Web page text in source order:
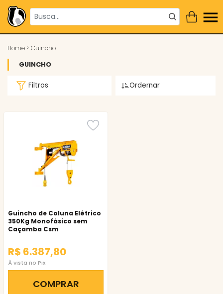
Home > Guincho
GUINCHO
Filtros Ordernar
Guincho de Coluna Elétrico
350Kg Monofásico sem
Caçamba Csm
R$ 6.387,80
À vista no Pix
COMPRAR